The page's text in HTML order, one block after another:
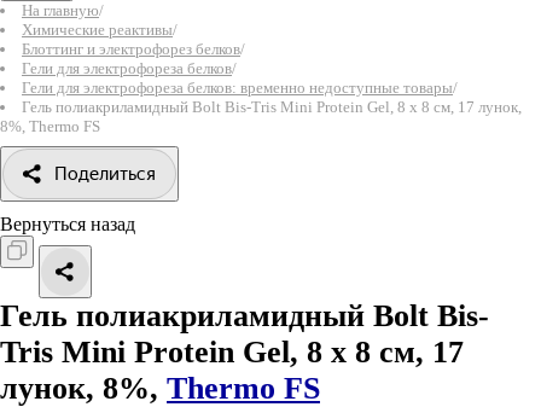
На главную/
Химические реактивы/
Блоттинг и электрофорез белков/
Гели для электрофореза белков/
Гели для электрофореза белков: временно недоступные товары/
Гель полиакриламидный Bolt Bis-Tris Mini Protein Gel, 8 х 8 см, 17 лунок,
8%, Thermo FS
Поделиться
Вернуться назад
Гель полиакриламидный Bolt Bis-
Tris Mini Protein Gel, 8 х 8 см, 17
лунок, 8%, Thermo FS